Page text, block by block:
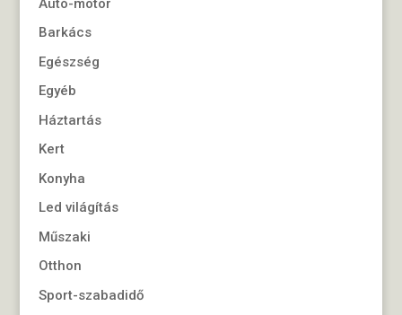
Barkács
Egészség
Egyéb
Háztartás
Kert
Konyha
Led világítás
Műszaki
Otthon
Sport-szabadidő